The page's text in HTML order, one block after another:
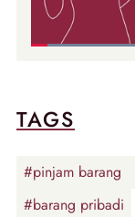
TAGS
#pinjam barang
#barang pribadi